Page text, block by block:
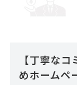
【丁寧な
めホームペ